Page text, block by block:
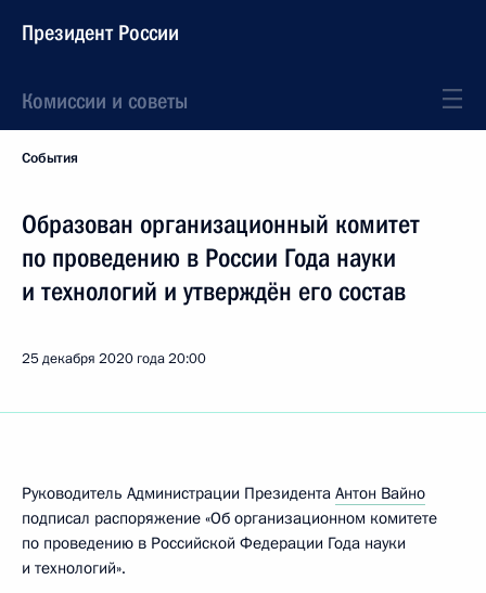
Президент России
Комиссии и советы
События
Образован организационный комитет
по проведению в России Года науки
и технологий и утверждён его состав
25 декабря 2020 года20:00
Руководитель Администрации Президента Антон Вайно
подписал распоряжение «Об организационном комитете
по проведению в Российской Федерации Года науки
и технологий».